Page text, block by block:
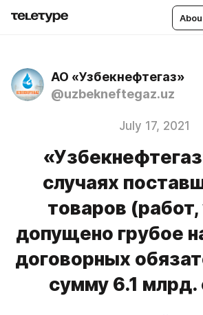
АО «Узбекнефтегаз»
@uzbekneftegaz.uz
July 17, 2021
случаях
товаров (работ,
допущено грубое
договорных
сумму 6.1 млрд.